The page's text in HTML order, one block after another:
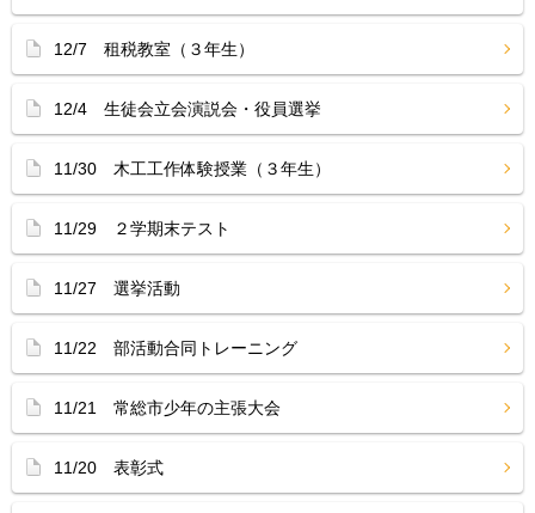
12/7 租税教室（３年生）
12/4 生徒会立会演説会・役員選挙
11/30 木工工作体験授業（３年生）
11/29 ２学期末テスト
11/27 選挙活動
11/22 部活動合同トレーニング
11/21 常総市少年の主張大会
11/20 表彰式